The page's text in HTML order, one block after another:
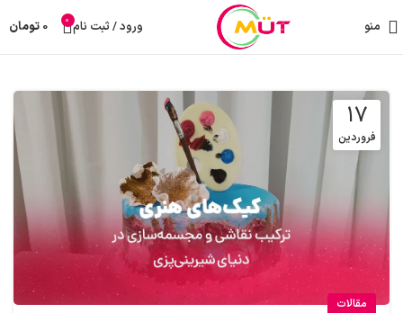
منو ورود / ثبت نام 0
0 تومان
17
فروردین
مقالات